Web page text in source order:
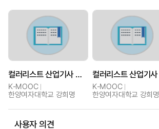
컬러리스트 산업기사 과정
K-MOOC
한양여자대학교 강희명
K-MOOC
한양여자대학교 강희명
사용자 의견